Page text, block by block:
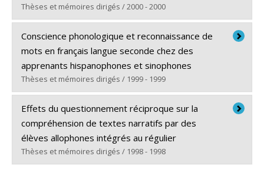
Lien vers le document dans Papyrus
Thèses et mémoires dirigés / 2000 - 2000
Diplômé(e) :Lefrançois, Pascale
Cycle :Doctorat
Diplôme obtenu :Ph. D.
Lien vers le document dans Papyrus
Conscience phonologique et reconnaissance de
mots en français langue seconde chez des
apprenants hispanophones et sinophones
Thèses et mémoires dirigés / 1999 - 1999
Diplômé(e) :Baron, Agnès
Cycle :Maîtrise
Diplôme obtenu :M.A.
Lien vers le document dans Papyrus
Effets du questionnement réciproque sur la
compréhension de textes narratifs par des
élèves allophones intégrés au régulier
Thèses et mémoires dirigés / 1998 - 1998